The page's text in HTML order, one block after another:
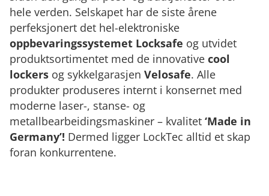
hele verden. Selskapet har de siste årene
perfeksjonert det hel-elektroniske
oppbevaringssystemet Locksafe og utvidet
produktsortimentet med de innovative cool
lockers og sykkelgarasjen Velosafe. Alle
produkter produseres internt i konsernet med
moderne laser-, stanse- og
metallbearbeidingsmaskiner – kvalitet ‘Made in
Germany’! Dermed ligger LockTec alltid et skap
foran konkurrentene.